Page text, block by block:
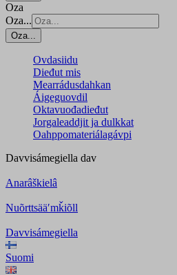
Oza
Oza...
Oza...
Ovdasiidu
Dieđut mis
Mearrádusdahkan
Áigeguovdil
Oktavuođadieđut
Jorgaleaddjit ja dulkkat
Oahppomateriálagávpi
Davvisámegiella dav
Anarâškielâ
Nuõrttsääʹmǩiõll
Davvisámegiella
Suomi